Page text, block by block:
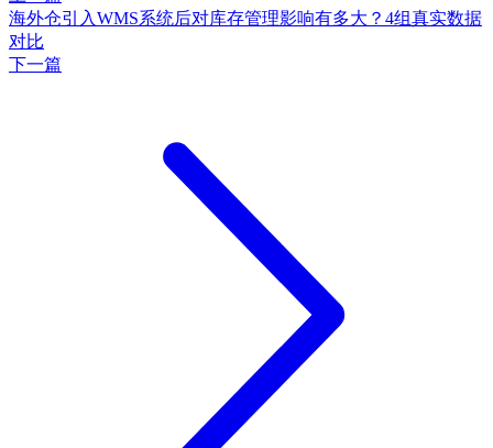
海外仓引入WMS系统后对库存管理影响有多大？4组真实数据
对比
下一篇